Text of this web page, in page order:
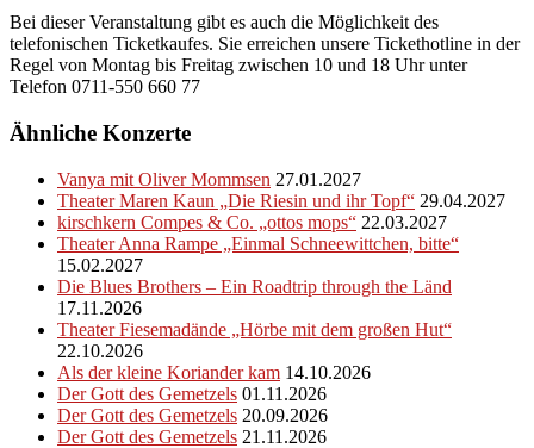
Bei dieser Veranstaltung gibt es auch die Möglichkeit des
telefonischen Ticketkaufes. Sie erreichen unsere Tickethotline in der
Regel von Montag bis Freitag zwischen 10 und 18 Uhr unter
Telefon 0711-550 660 77
Ähnliche Konzerte
Vanya mit Oliver Mommsen 27.01.2027
Theater Maren Kaun „Die Riesin und ihr Topf“ 29.04.2027
kirschkern Compes & Co. „ottos mops“ 22.03.2027
Theater Anna Rampe „Einmal Schneewittchen, bitte“
15.02.2027
Die Blues Brothers – Ein Roadtrip through the Länd
17.11.2026
Theater Fiesemadände „Hörbe mit dem großen Hut“
22.10.2026
Als der kleine Koriander kam 14.10.2026
Der Gott des Gemetzels 01.11.2026
Der Gott des Gemetzels 20.09.2026
Der Gott des Gemetzels 21.11.2026